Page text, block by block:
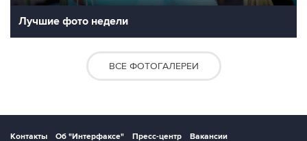
Лучшие фото недели
ВСЕ ФОТОГАЛЕРЕИ
Контакты Об "Интерфаксе" Пресс-центр
Вакансии